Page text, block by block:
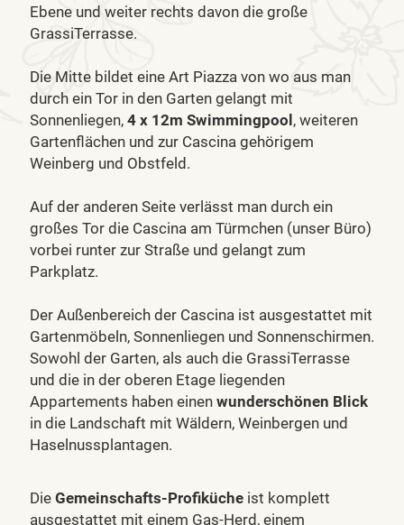
Ebene und weiter rechts davon die große
GrassiTerrasse.
Die Mitte bildet eine Art Piazza von wo aus man
durch ein Tor in den Garten gelangt mit
Sonnenliegen, 4 x 12m Swimmingpool , weiteren
Gartenflächen und zur Cascina gehörigem
Weinberg und Obstfeld.
Auf der anderen Seite verlässt man durch ein
großes Tor die Cascina am Türmchen (unser Büro)
vorbei runter zur Straße und gelangt zum
Parkplatz.
Der Außenbereich der Cascina ist ausgestattet mit
Gartenmöbeln, Sonnenliegen und Sonnenschirmen.
Sowohl der Garten, als auch die GrassiTerrasse
und die in der oberen Etage liegenden
Appartements haben einen wunderschönen Blick
in die Landschaft mit Wäldern, Weinbergen und
Haselnussplantagen.
Die Gemeinschafts-Profiküche ist komplett
ausgestattet mit einem Gas-Herd, einem